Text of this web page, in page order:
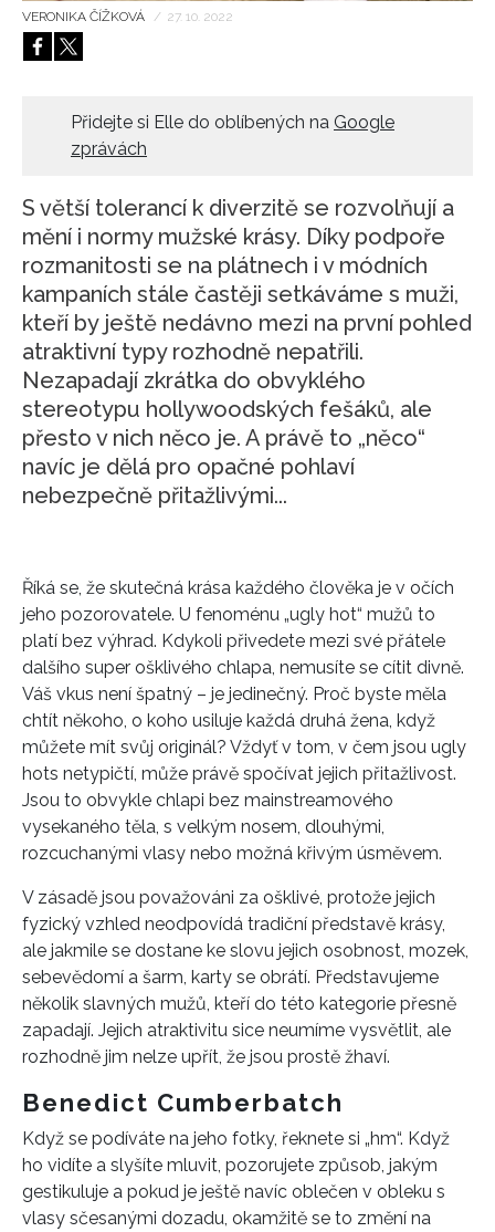
HOME
VERONIKA ČÍŽKOVÁ / 27. 10. 2022
Přidejte si Elle do oblíbených na Google
zprávách
S větší tolerancí k diverzitě se rozvolňují a
mění i normy mužské krásy. Díky podpoře
rozmanitosti se na plátnech i v módních
kampaních stále častěji setkáváme s muži,
kteří by ještě nedávno mezi na první pohled
atraktivní typy rozhodně nepatřili.
Nezapadají zkrátka do obvyklého
stereotypu hollywoodských fešáků, ale
přesto v nich něco je. A právě to „něco“
navíc je dělá pro opačné pohlaví
nebezpečně přitažlivými...
Říká se, že skutečná krása každého člověka je v očích
jeho pozorovatele. U fenoménu „ugly hot“ mužů to
platí bez výhrad. Kdykoli přivedete mezi své přátele
dalšího super ošklivého chlapa, nemusíte se cítit divně.
Váš vkus není špatný – je jedinečný. Proč byste měla
chtít někoho, o koho usiluje každá druhá žena, když
můžete mít svůj originál? Vždyť v tom, v čem jsou ugly
hots netypičtí, může právě spočívat jejich přitažlivost.
Jsou to obvykle chlapi bez mainstreamového
vysekaného těla, s velkým nosem, dlouhými,
rozcuchanými vlasy nebo možná křivým úsměvem.
V zásadě jsou považováni za ošklivé, protože jejich
fyzický vzhled neodpovídá tradiční představě krásy,
ale jakmile se dostane ke slovu jejich osobnost, mozek,
sebevědomí a šarm, karty se obrátí. Představujeme
několik slavných mužů, kteří do této kategorie přesně
zapadají. Jejich atraktivitu sice neumíme vysvětlit, ale
rozhodně jim nelze upřít, že jsou prostě žhaví.
Benedict Cumberbatch
Když se podíváte na jeho fotky, řeknete si „hm“. Když
ho vidíte a slyšíte mluvit, pozorujete způsob, jakým
gestikuluje a pokud je ještě navíc oblečen v obleku s
vlasy sčesanými dozadu, okamžitě se to změní na